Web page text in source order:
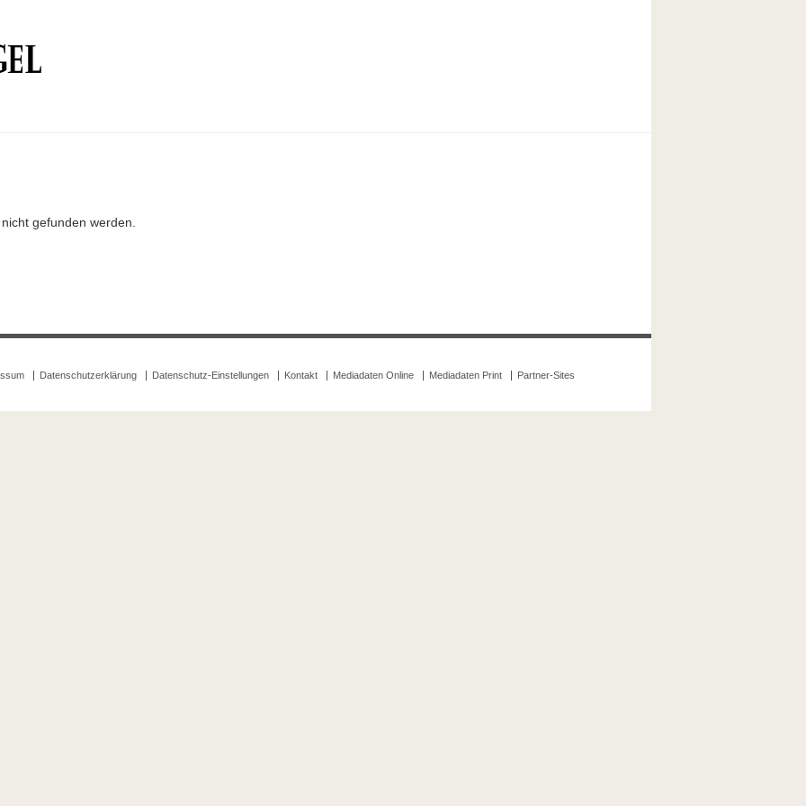
gefunden werden.
Datenschutzerklärung Datenschutz-Einstellungen Kontakt Mediadaten Online Mediadaten Print Partner-Sites